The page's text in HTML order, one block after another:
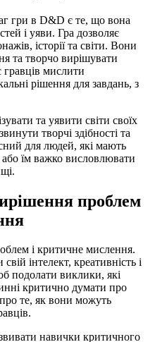
гри в D&D є те, що вона
і уяви. Гра дозволяє
історії та світи. Вони
та творчо вирішувати
мислити
рішення для завдань, з
та уявити світи своїх
творчі здібності та
для людей, які мають
їм важко висловлювати
проблем
і критичне мислення.
інтелект, креативність і
подолати виклики, які
критично думати про
те, як вони можуть
навички критичного